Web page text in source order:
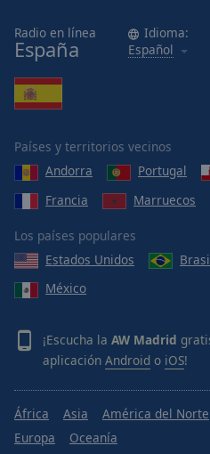
Radio en línea
España
Idioma:
Español
Países y territorios vecinos
Andorra
Portugal
Francia
Marruecos
Los países populares
Estados Unidos
México
¡Escucha la AW Madrid
aplicación Android o iOS!
África Asia América del Norte
Europa
Oceanía